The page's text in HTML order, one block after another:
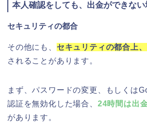
本人確認をしても、出金ができない
セキュリティの都合
その他にも、 セキュリティの都合上
されることがあります。
まず、パスワードの変更、もしくは
認証を無効化した場合、 24時間は出
があります。